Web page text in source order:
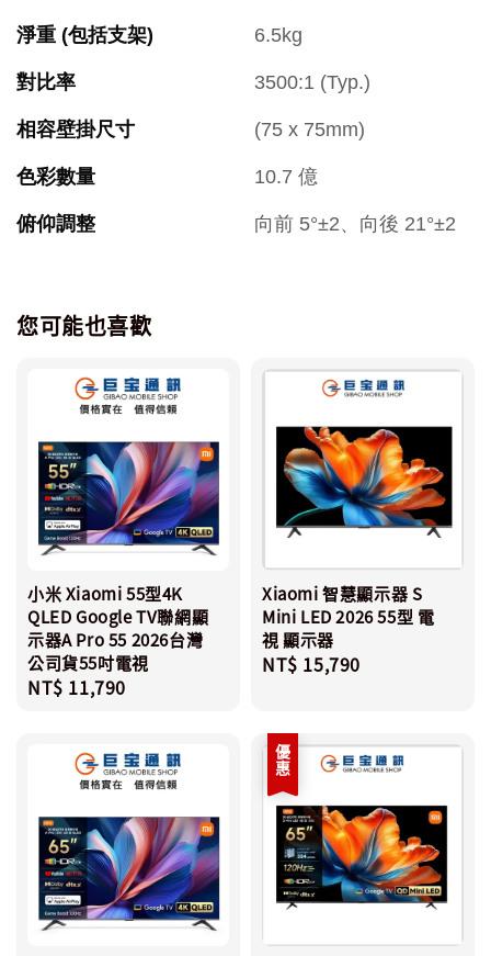
淨重 (包括支架) 6.5kg
對比率 3500:1 (Typ.)
相容壁掛尺寸 (75 x 75mm)
色彩數量 10.7 億
俯仰調整 向前 5°±2、向後 21°±2
您可能也喜歡
小米 Xiaomi 55型4K
QLED Google TV聯網顯
示器A Pro 55 2026台灣
公司貨55吋電視
Regular
NT$ 11,790
Xiaomi 智慧顯示器 S
Mini LED 2026 55型 電
視 顯示器
Regular
NT$ 15,790
優惠